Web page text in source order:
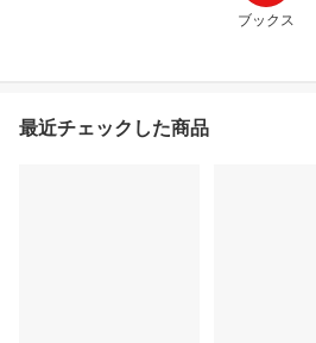
ブックス
最近チェックした商品